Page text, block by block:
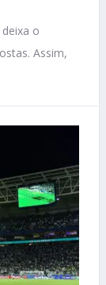
o
Assim,